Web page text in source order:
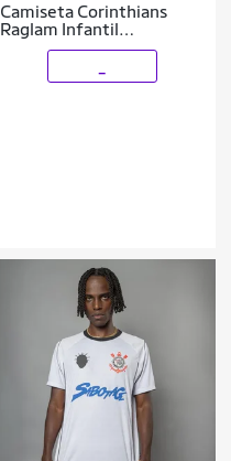
Camiseta Corinthians
Raglam Infantil
Licenciada Coimbra